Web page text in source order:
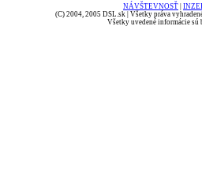
NÁVŠTEVNOSŤ
(C) 2004, 2005 DSL.sk | Všetky práva
Všetky uvedené informácie sú